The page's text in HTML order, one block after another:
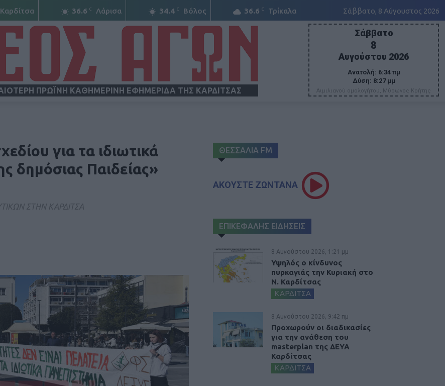
Καρδίτσα 36.6 C Λάρισα 34.4 C Βόλος 36.6 C Τρίκαλα Σάββατο, 8 Αύγουστος 2026
ΠΡΩΪΝΗ ΚΑΘΗΜΕΡΙΝΗ ΕΦΗΜΕΡΙΔΑ ΤΗΣ ΚΑΡΔΙΤΣΑΣ
Σάββατο
8
Αυγούστου 2026
Ανατολή: 6:34 πμ
Δύση: 8:27 μμ
Αιμιλιανού ομολογήτου, Μύρωνος Κρήτης
για τα ιδιωτικά
δημόσιας Παιδείας»
ΣΤΗΝ ΚΑΡΔΙΤΣΑ
ΘΕΣΣΑΛΙΑ FM
ΑΚΟΥΣΤΕ ΖΩΝΤΑΝΑ
ΕΠΙΚΕΦΑΛΗΣ ΕΙΔΗΣΕΙΣ
8 Αυγούστου 2026, 1:21 μμ
Υψηλός ο κίνδυνος
πυρκαγιάς την Κυριακή στο
Ν. Καρδίτσας
ΚΑΡΔΙΤΣΑ
8 Αυγούστου 2026, 9:42 πμ
Προχωρούν οι διαδικασίες
για την ανάθεση του
masterplan της ΔΕΥΑ
Καρδίτσας
ΚΑΡΔΙΤΣΑ